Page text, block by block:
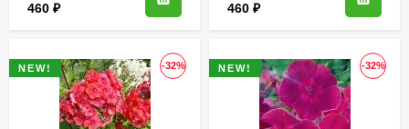
460 ₽ 460 ₽
-32%
NEW! -32%
NEW!